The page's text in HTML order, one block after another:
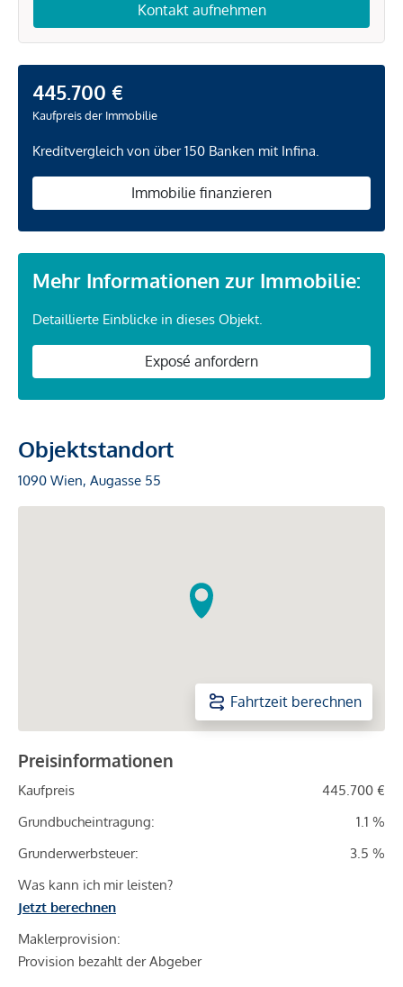
Kontakt aufnehmen
445.700 €
Kaufpreis der Immobilie
Kreditvergleich von über 150 Banken mit Infina.
Immobilie finanzieren
Mehr Informationen zur Immobilie:
Detaillierte Einblicke in dieses Objekt.
Exposé anfordern
Objektstandort
1090 Wien, Augasse 55
Fahrtzeit berechnen
Preisinformationen
Kaufpreis
445.700 €
Grundbucheintragung:
1.1 %
Grunderwerbsteuer:
3.5 %
Was kann ich mir leisten?
Jetzt berechnen
Maklerprovision:
Provision bezahlt der Abgeber